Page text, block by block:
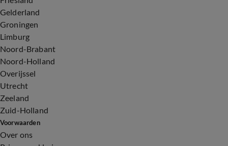
Gelderland
Groningen
Limburg
Noord-Brabant
Noord-Holland
Overijssel
Utrecht
Zeeland
Zuid-Holland
Voorwaarden
Over ons